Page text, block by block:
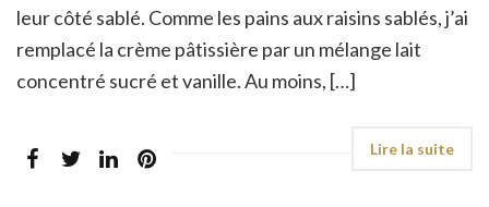
leur côté sablé. Comme les pains aux raisins sablés, j’ai
remplacé la crème pâtissière par un mélange lait
concentré sucré et vanille. Au moins, […]